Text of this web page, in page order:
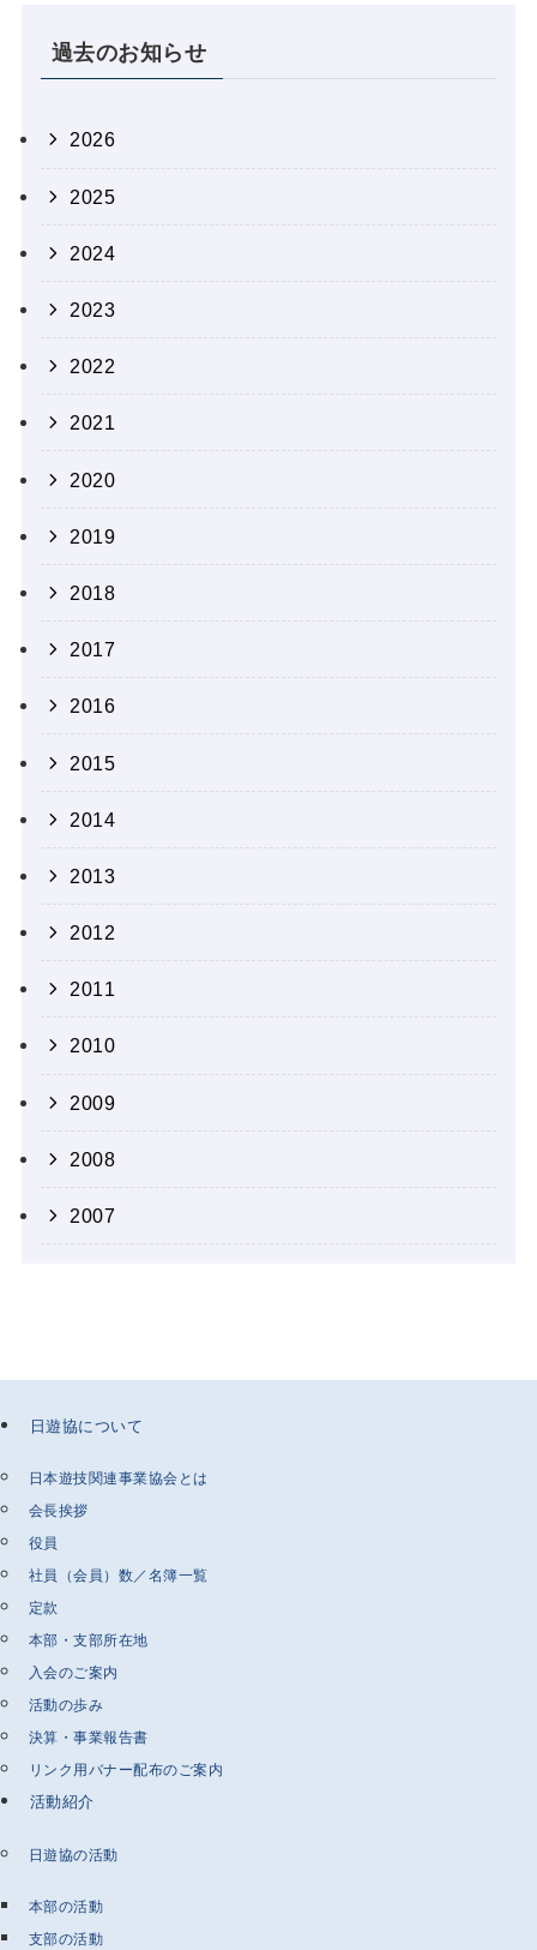
過去のお知らせ
2026
2025
2024
2023
2022
2021
2020
2019
2018
2017
2016
2015
2014
2013
2012
2011
2010
2009
2008
2007
日遊協について
日本遊技関連事業協会とは
会長挨拶
役員
社員（会員）数／名簿一覧
定款
本部・支部所在地
入会のご案内
活動の歩み
決算・事業報告書
リンク用バナー配布のご案内
活動紹介
日遊協の活動
本部の活動
支部の活動